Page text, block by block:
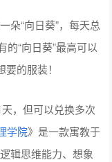
朵“向日葵”，每天总
的“向日葵”最高可以
的服装！
，但可以兑换多次
学院》是一款寓教于
辑思维能力、想象